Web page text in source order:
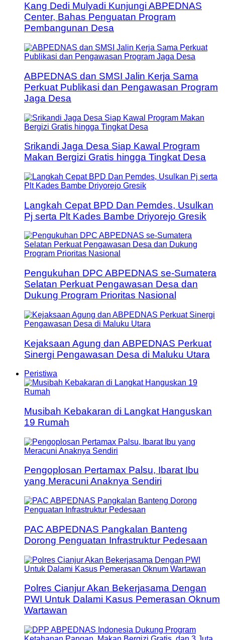
Kang Dedi Mulyadi Kunjungi ABPEDNAS
Center, Bahas Penguatan Program
Pembangunan Desa
ABPEDNAS dan SMSI Jalin Kerja Sama
Perkuat Publikasi dan Pengawasan Program
Jaga Desa
Srikandi Jaga Desa Siap Kawal Program
Makan Bergizi Gratis hingga Tingkat Desa
Langkah Cepat BPD Dan Pemdes, Usulkan
Pj serta Plt Kades Bambe Driyorejo Gresik
Pengukuhan DPC ABPEDNAS se-Sumatera
Selatan Perkuat Pengawasan Desa dan
Dukung Program Prioritas Nasional
Kejaksaan Agung dan ABPEDNAS Perkuat
Sinergi Pengawasan Desa di Maluku Utara
Peristiwa
Musibah Kebakaran di Langkat Hanguskan
19 Rumah
Pengoplosan Pertamax Palsu, Ibarat Ibu
yang Meracuni Anaknya Sendiri
PAC ABPEDNAS Pangkalan Banteng
Dorong Penguatan Infrastruktur Pedesaan
Polres Cianjur Akan Bekerjasama Dengan
PWI Untuk Dalami Kasus Pemerasan Oknum
Wartawan